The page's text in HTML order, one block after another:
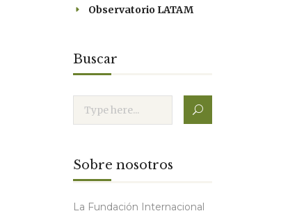
Observatorio LATAM
Buscar
Sobre nosotros
La Fundación Internacional